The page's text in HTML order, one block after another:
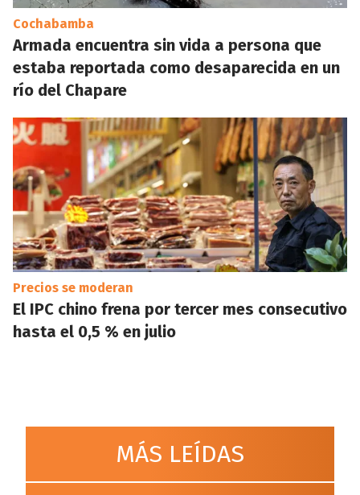
Cochabamba
Armada encuentra sin vida a persona que
estaba reportada como desaparecida en un
río del Chapare
Precios se moderan
El IPC chino frena por tercer mes consecutivo
hasta el 0,5 % en julio
MÁS LEÍDAS